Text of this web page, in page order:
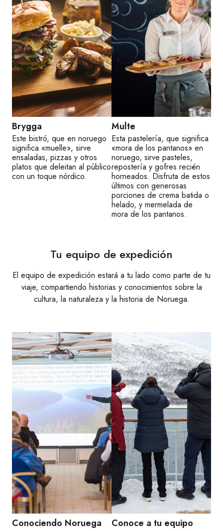
Brygga
Este bistró, que en noruego
significa «muelle», sirve
ensaladas, pizzas y otros
platos que deleitan al público
con un toque nórdico.
Multe
Esta pastelería, que significa
«mora de los pantanos» en
noruego, sirve pasteles,
repostería y gofres recién
horneados. Disfruta de estos
últimos con generosas
porciones de crema batida o
helado, y mermelada de
mora de los pantanos.
Tu equipo de expedición
El equipo de expedición estará a tu lado como parte de tu
viaje, compartiendo historias y conocimientos sobre la
cultura, la naturaleza y la historia de Noruega.
Conociendo Noruega Conoce a tu equipo